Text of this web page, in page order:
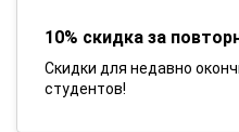
10% скидка за
Скидки для недавно
студентов!